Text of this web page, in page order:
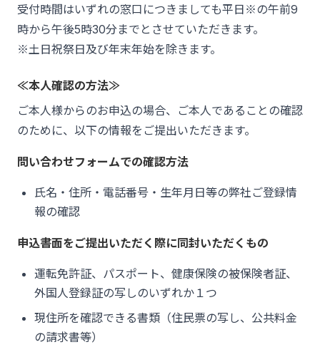
受付時間はいずれの窓口につきましても平日※の午前9
時から午後5時30分までとさせていただきます。
※土日祝祭日及び年末年始を除きます。
≪本人確認の方法≫
ご本人様からのお申込の場合、ご本人であることの確認
のために、以下の情報をご提出いただきます。
問い合わせフォームでの確認方法
氏名・住所・電話番号・生年月日等の弊社ご登録情
報の確認
申込書面をご提出いただく際に同封いただくもの
運転免許証、パスポート、健康保険の被保険者証、
外国人登録証の写しのいずれか１つ
現住所を確認できる書類（住民票の写し、公共料金
の請求書等）